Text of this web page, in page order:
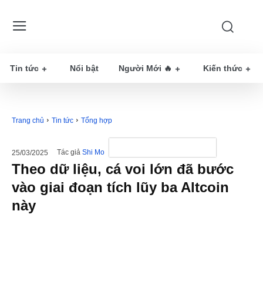
Tin tức Nổi bật Người Mới 🔥 Kiến thức
Trang chủ Tin tức Tổng hợp
25/03/2025 Tác giả Shi Mo
Theo dữ liệu, cá voi lớn đã bước
vào giai đoạn tích lũy ba Altcoin
này